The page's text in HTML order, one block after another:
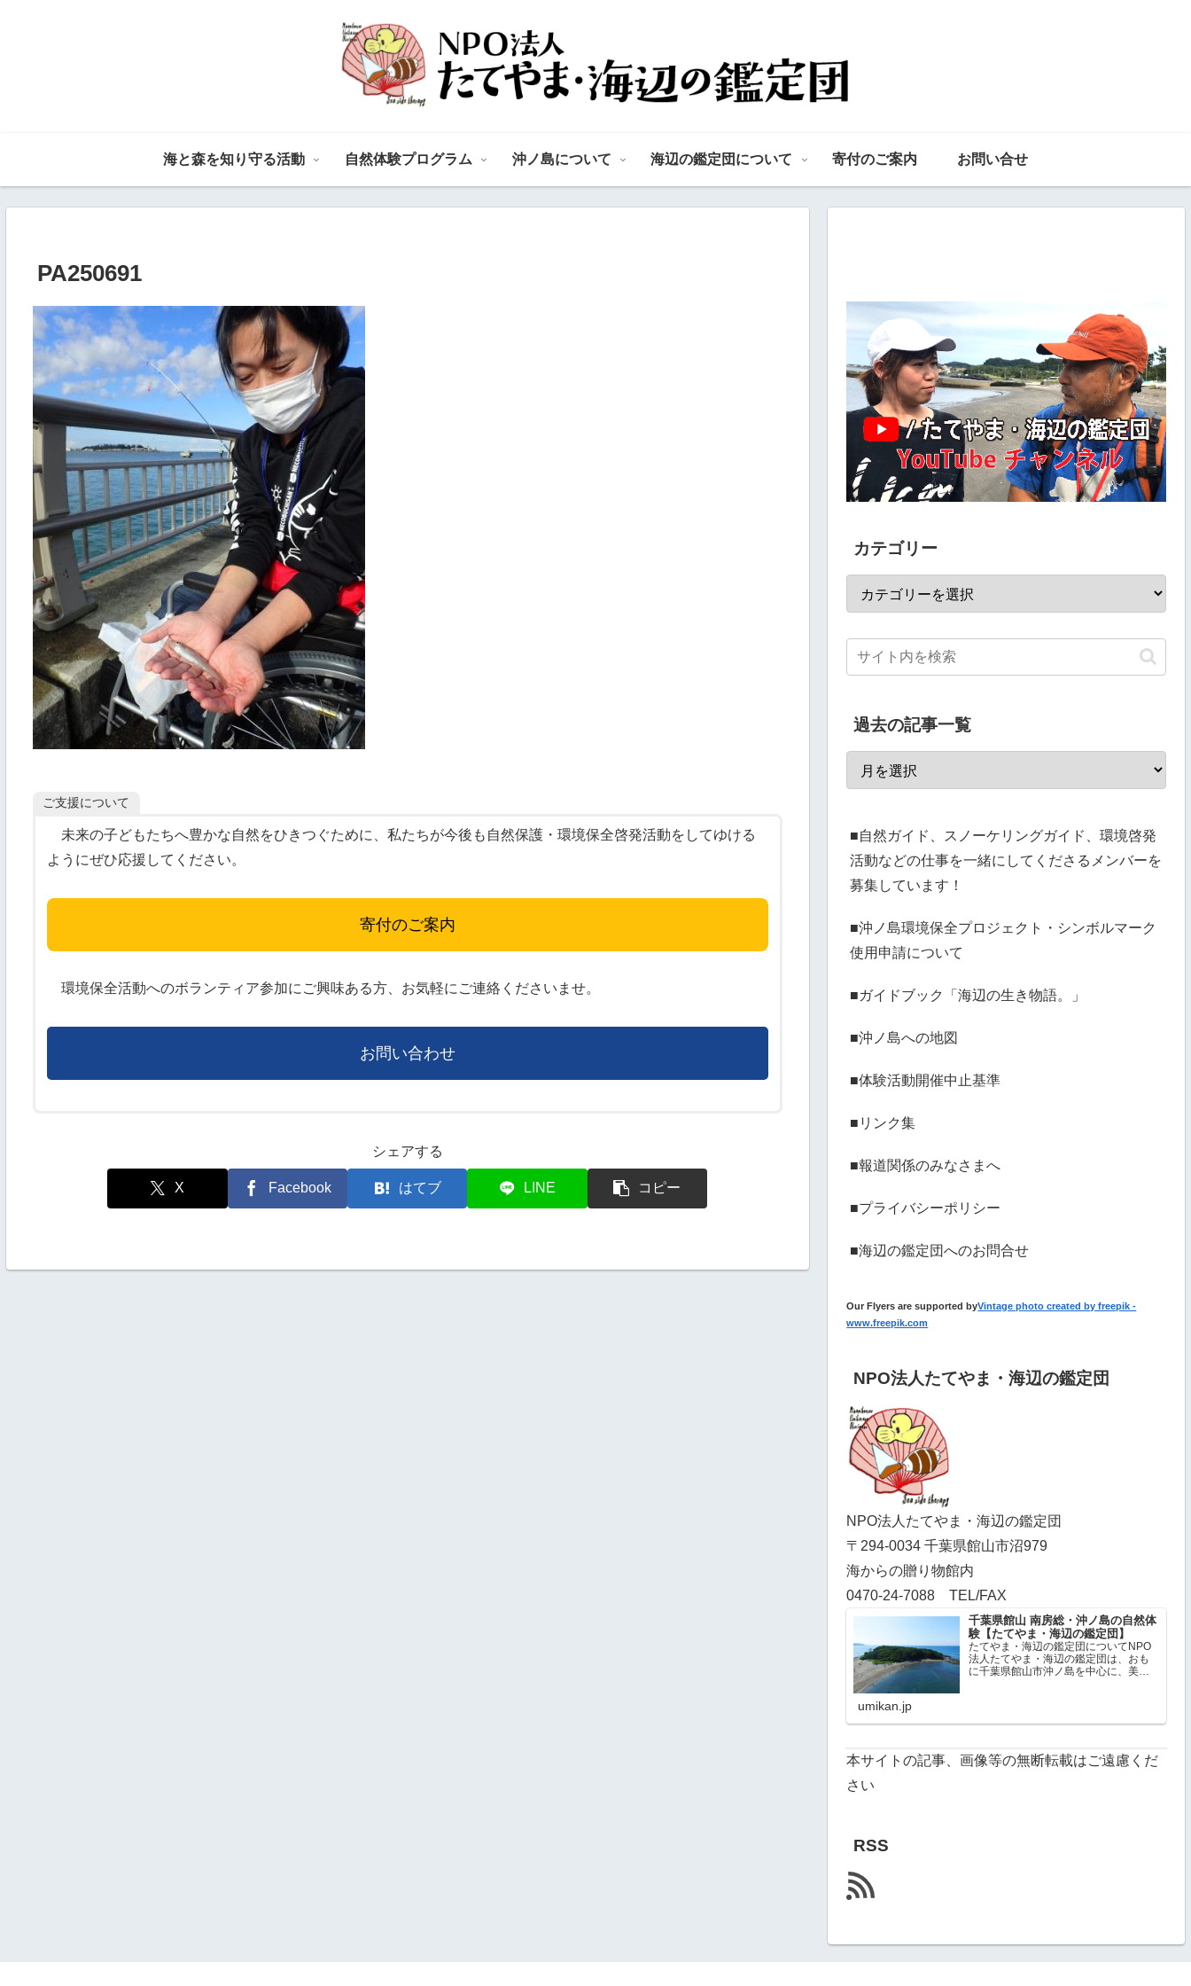
海と森を知り守る活動 自然体験プログラム 沖ノ島について 海辺の鑑定団について 寄付のご案内 お問い合せ
PA250691
ご支援について
未来の子どもたちへ豊かな自然をひきつぐために、私たちが今後も自然保護・環境保全啓発活動をしてゆける
ようにぜひ応援してください。
寄付のご案内
環境保全活動へのボランティア参加にご興味ある方、お気軽にご連絡くださいませ。
お問い合わせ
シェアする
X Facebook はてブ LINE コピー
カテゴリー
過去の記事一覧
■自然ガイド、スノーケリングガイド、環境啓発
活動などの仕事を一緒にしてくださるメンバーを
募集しています！
■沖ノ島環境保全プロジェクト・シンボルマーク
使用申請について
■ガイドブック「海辺の生き物語。」
■沖ノ島への地図
■体験活動開催中止基準
■リンク集
■報道関係のみなさまへ
■プライバシーポリシー
■海辺の鑑定団へのお問合せ
Our Flyers are supported byVintage photo created by freepik -
www.freepik.com
NPO法人たてやま・海辺の鑑定団
NPO法人たてやま・海辺の鑑定団
〒294-0034 千葉県館山市沼979
海からの贈り物館内
0470-24-7088 TEL/FAX
千葉県館山 南房総・沖ノ島の自然体
験【たてやま・海辺の鑑定団】
たてやま・海辺の鑑定団についてNPO
法人たてやま・海辺の鑑定団は、おも
に千葉県館山市沖ノ島を中心に、美し
体験など）と環境守るための活動
umikan.jp
本サイトの記事、画像等の無断転載はご遠慮くだ
さい
RSS